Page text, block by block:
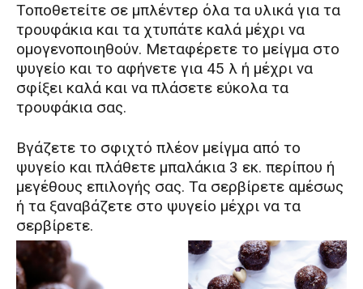
Τοποθετείτε σε μπλέντερ όλα τα υλικά για τα
τρουφάκια και τα χτυπάτε καλά μέχρι να
ομογενοποιηθούν. Μεταφέρετε το μείγμα στο
ψυγείο και το αφήνετε για 45 λ ή μέχρι να
σφίξει καλά και να πλάσετε εύκολα τα
τρουφάκια σας.
Βγάζετε το σφιχτό πλέον μείγμα από το
ψυγείο και πλάθετε μπαλάκια 3 εκ. περίπου ή
μεγέθους επιλογής σας. Τα σερβίρετε αμέσως
ή τα ξαναβάζετε στο ψυγείο μέχρι να τα
σερβίρετε.